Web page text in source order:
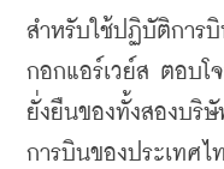
สำหรับใช้ปฏิบัติการ
กอกแอร์เวย์ส ตอบโ
ยั่งยืนของทั้งสองบริ
การบินของประเทศ